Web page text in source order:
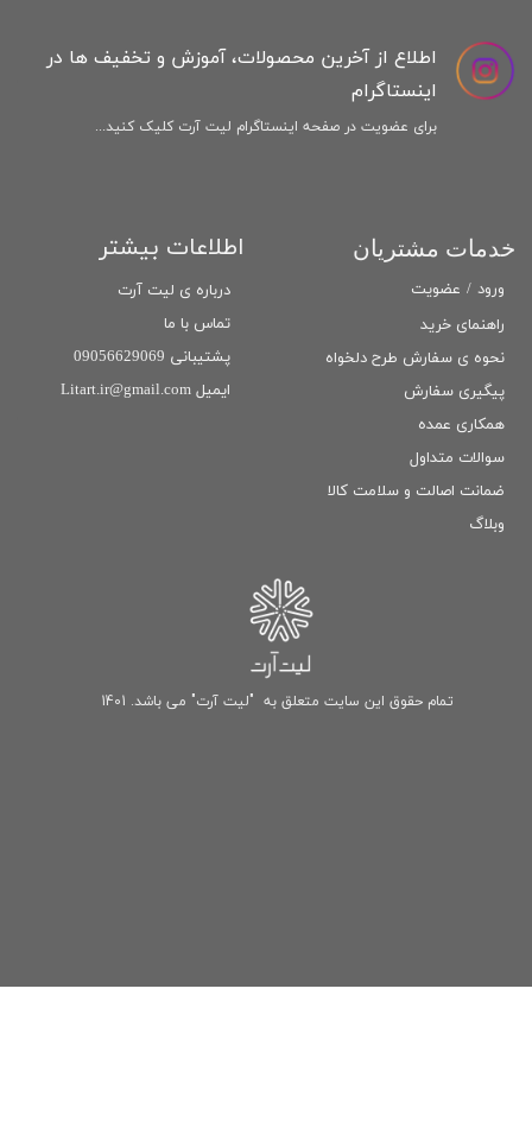
راهنمای خرید
نحوه ی سفارش طرح دلخواه
پیگیری سفارش
همکاری عمده
سوالات متداول
ضمانت اصالت و سلامت كالا
وبلاگ
خدمات مشتریان اطلاعات بیشتر
درباره ی لیت آرت
تماس با ما
پشتیبانی 09056629069
ایمیل Litart.ir@gmail.com
تمام حقوق این سایت متعلق به "لیت آرت" می باشد. 1401
اطلاع از آخرین محصولات، آموزش و تخفیف ها در
اینستاگرام
برای عضویت در صفحه اینستاگرام لیت آرت کلیک کنید...
ورود / عضویت